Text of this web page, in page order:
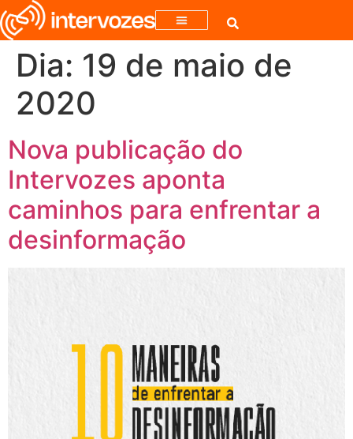
Dia: 19 de maio de
2020
Nova publicação do
Intervozes aponta
caminhos para enfrentar a
desinformação